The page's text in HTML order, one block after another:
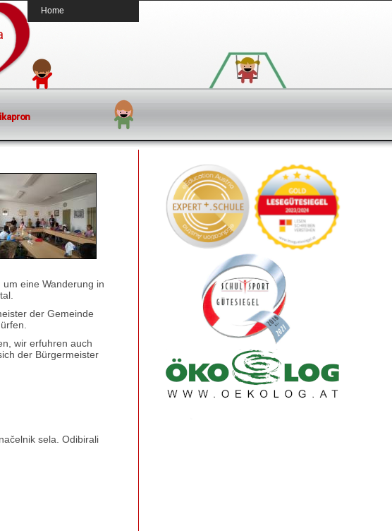
Home
eine Wanderung in
der Gemeinde
wir erfuhren auch
der Bürgermeister
sela. Odibirali